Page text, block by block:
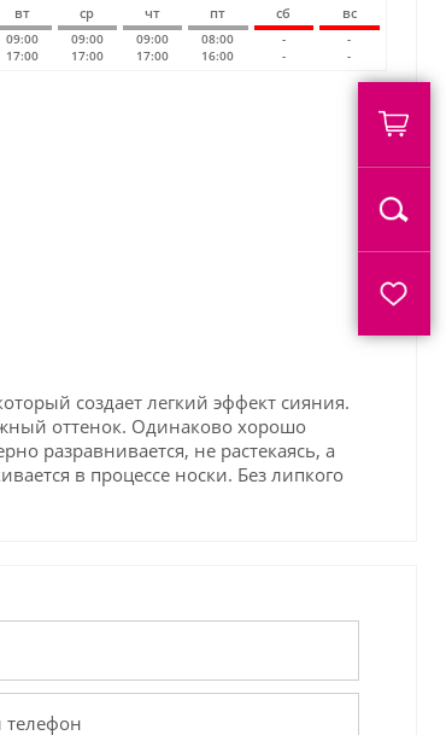
вт ср чт пт сб вс
09:00
17:00
09:00
17:00
09:00
17:00
08:00
16:00
-
-
-
-
создает легкий эффект сияния.
оттенок. Одинаково хорошо
разравнивается, не растекаясь, а
в процессе носки. Без липкого